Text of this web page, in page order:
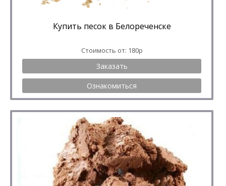
Купить песок в Белореченске
Стоимость от: 180р
Заказать
Ознакомиться